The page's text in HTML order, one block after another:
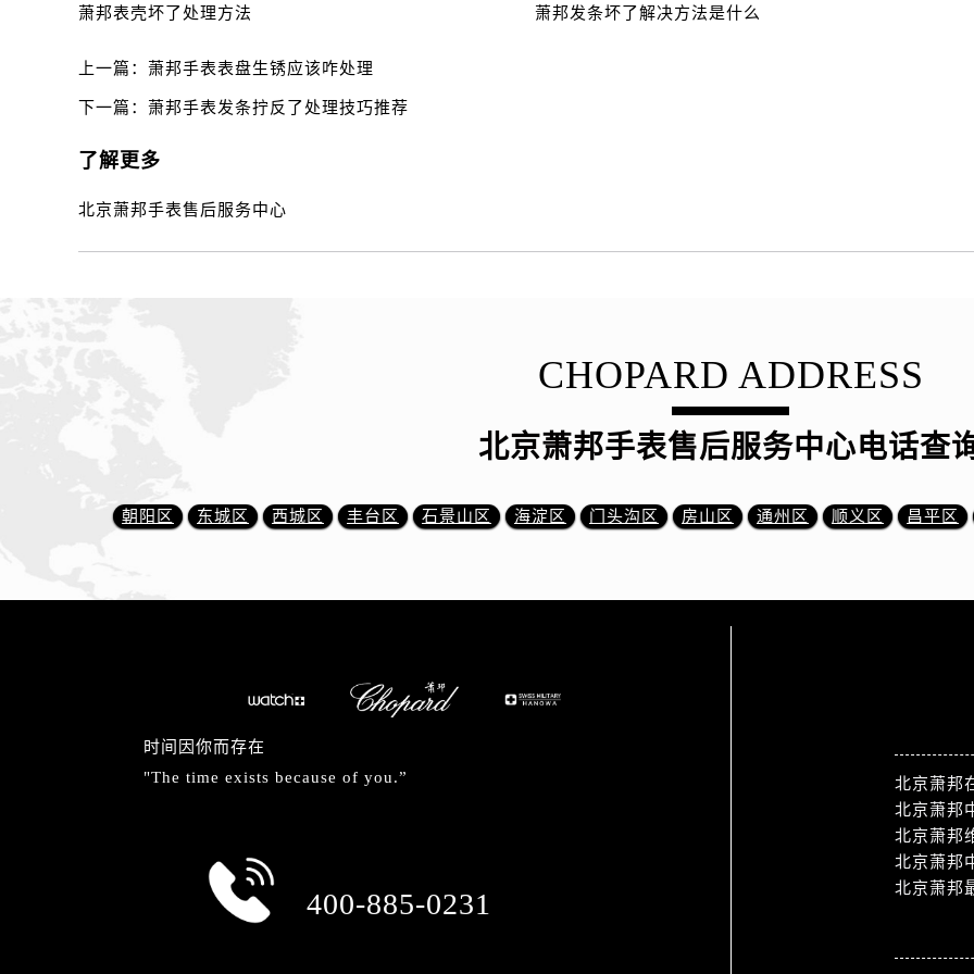
萧邦表壳坏了处理方法 萧邦发条坏了解决方法是什么
上一篇： 萧邦手表表盘生锈应该咋处理
下一篇： 萧邦手表发条拧反了处理技巧推荐
了解更多
北京萧邦手表售后服务中心
CHOPARD ADDRESS
北京萧邦手表售后服务中心电话查
朝阳区 东城区 西城区 丰台区 石景山区 海淀区 门头沟区 房山区 通州区 顺义区 昌平区
时间因你而存在
"The time exists because of you.”
400-885-0231
北京萧邦
北京萧邦
北京萧邦
北京萧邦
北京萧邦